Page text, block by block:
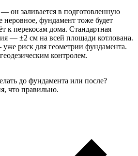
он заливается в подготовленную
неровное, фундамент тоже будет
к перекосам дома. Стандартная
— ±2 см на всей площади котлована.
риск для геометрии фундамента.
контролем.
до фундамента или после?
что правильно.